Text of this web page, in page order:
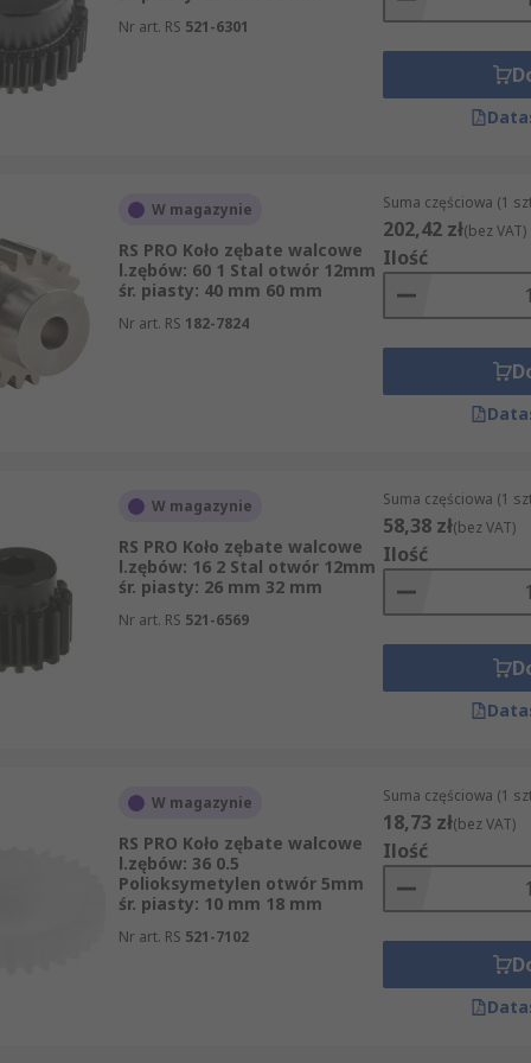
parametrach, co ułatwia dopasowanie
do prostego mechanizmu roboczego, jak i część do
są warianty stalowe i wykonane z tworzyw, które
będzie współpracować i jakie przełożenie chcesz
wpływ na poprawne zazębienie i sposób pracy
odpowiadać warunkom eksploatacji.
odporność na zużycie, możliwość pracy przy określonym
warto od razu uwzględnić również inne elementy z
i trzpieniowe.
wielu zastosowań mechanicznych – od prostych napędów
porównanie dostępnych wariantów i skraca czas doboru
także rozwiązania RS PRO, ta kategoria pozwoli
Nr art. RS 521-6301
W magazynie
RS PRO Koło zębate walcowe
l.zębów: 60 1 Stal otwór 12mm
śr. piasty: 40 mm 60 mm
Nr art. RS 182-7824
Suma częściowa (1
202,42 zł(bez VAT)
Ilość
W magazynie
RS PRO Koło zębate walcowe
l.zębów: 16 2 Stal otwór 12mm
śr. piasty: 26 mm 32 mm
Nr art. RS 521-6569
Suma częściowa (1
58,38 zł(bez VAT)
Ilość
W magazynie
RS PRO Koło zębate walcowe
l.zębów: 36 0.5
Polioksymetylen otwór 5mm
śr. piasty: 10 mm 18 mm
Nr art. RS 521-7102
Suma częściowa (1
18,73 zł(bez VAT)
Ilość